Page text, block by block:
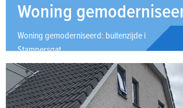
Woning
Woning gemoderniseerd: buitenzijde incl.
Stampersgat